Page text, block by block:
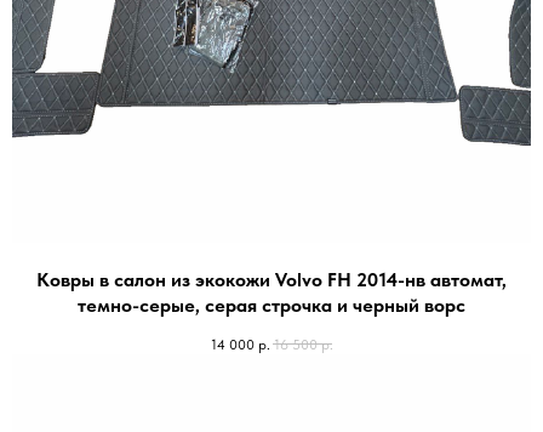
Ковры в салон из экокожи Volvo FH 2014-нв автомат,
темно-серые, серая строчка и черный ворс
14 000 р. 16 500 р.